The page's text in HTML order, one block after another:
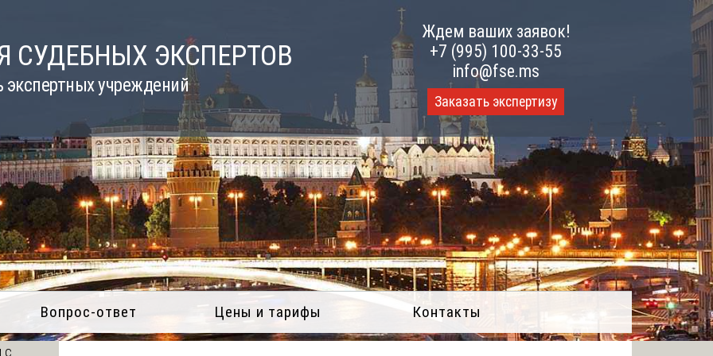
СУДЕБНЫХ ЭКСПЕРТОВ
экспертных учреждений
Ждем ваших заявок!
+7 (995) 100-33-55
info@fse.ms
Заказать экспертизу
Вопрос-ответ Цены и тарифы Контакты
с